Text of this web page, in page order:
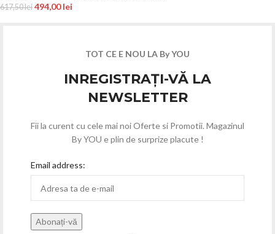
617,50lei 494,00lei
TOT CE E NOU LA By YOU
INREGISTRAȚI-VĂ LA
NEWSLETTER
Fii la curent cu cele mai noi Oferte si Promotii. Magazinul
By YOU e plin de surprize placute !
Email address: